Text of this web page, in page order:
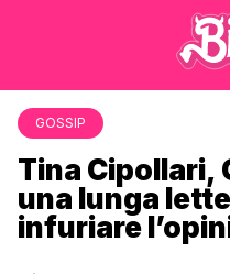
GOSSIP
Tina Cipollari,
una lunga
infuriare